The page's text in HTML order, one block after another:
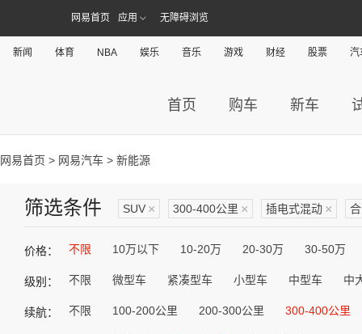
网易首页 应用 无障碍浏览
新闻 体育 NBA 娱乐 音乐 游戏 财经 股票 汽
首页 购车 新车
网易首页 > 网易汽车 > 新能源
筛选条件 SUV × 300-400公里 × 插电式混动 ×
价格： 不限 10万以下 10-20万 20-30万 30-50万
级别： 不限 微型车 紧凑型车 小型车 中型车 中
续航： 不限 100-200公里 200-300公里 300-400公里